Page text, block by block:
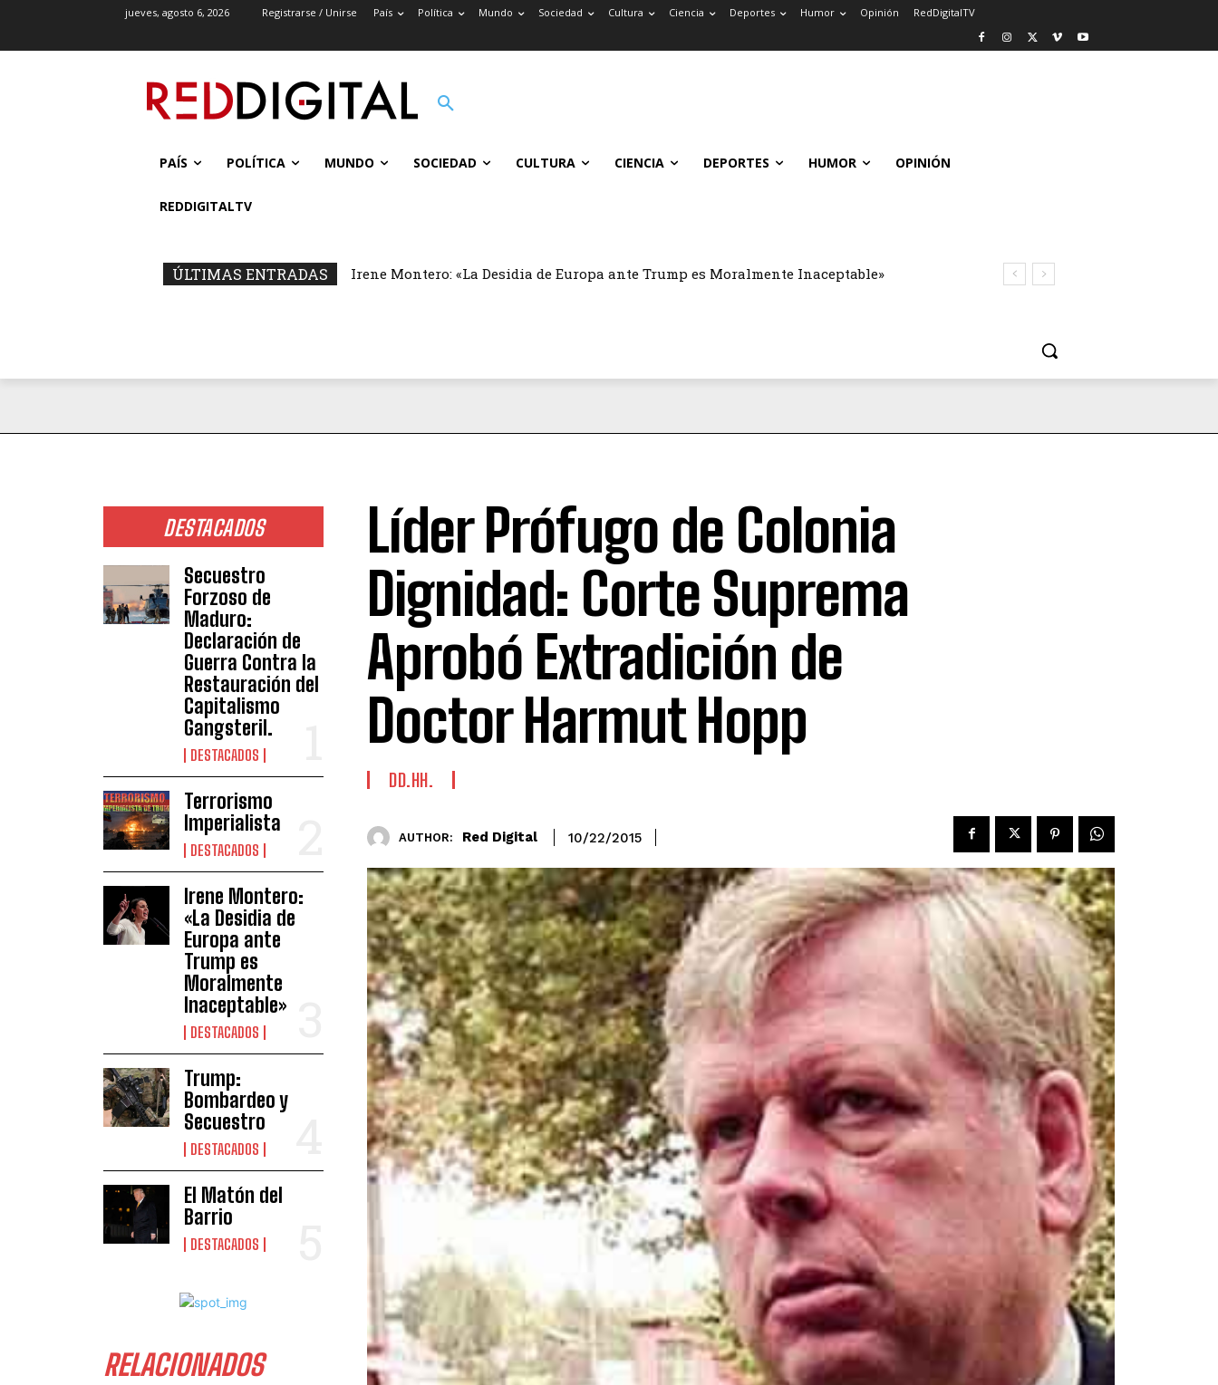
jueves, agosto 6, 2026 Registrarse / Unirse País Política Mundo Sociedad Cultura Ciencia Deportes Humor Opinión RedDigitalTV
PAÍS POLÍTICA MUNDO SOCIEDAD CULTURA CIENCIA DEPORTES HUMOR OPINIÓN
REDDIGITALTV
ÚLTIMAS ENTRADAS Irene Montero: «La Desidia de Europa ante Trump es Moralmente Inaceptable»
DESTACADOS
Secuestro
Forzoso de
Maduro:
Declaración de
Guerra Contra la
Restauración del
Capitalismo
Gangsteril.
DESTACADOS
Terrorismo
Imperialista
DESTACADOS
Irene Montero:
«La Desidia de
Europa ante
Trump es
Moralmente
Inaceptable»
DESTACADOS
Trump:
Bombardeo y
Secuestro
DESTACADOS
El Matón del
Barrio
DESTACADOS
RELACIONADOS
Líder Prófugo de Colonia
Dignidad: Corte Suprema
Aprobó Extradición de
Doctor Harmut Hopp
DD.HH.
AUTHOR: Red Digital 10/22/2015